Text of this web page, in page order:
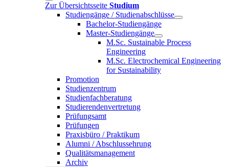
Zur Übersichtsseite Studium
Studiengänge / Studienabschlüsse
Bachelor-Studiengänge
Master-Studiengänge
M.Sc. Sustainable Process
Engineering
M.Sc. Electrochemical Engineering
for Sustainability
Promotion
Studienzentrum
Studienfachberatung
Studierendenvertretung
Prüfungsamt
Prüfungen
Praxisbüro / Praktikum
Alumni / Abschlussehrung
Qualitätsmanagement
Archiv